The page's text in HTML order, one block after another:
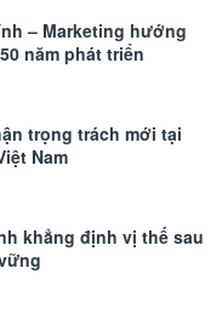
– Marketing hướng
năm phát triển
trọng trách mới tại
Nam
khẳng định vị thế sau